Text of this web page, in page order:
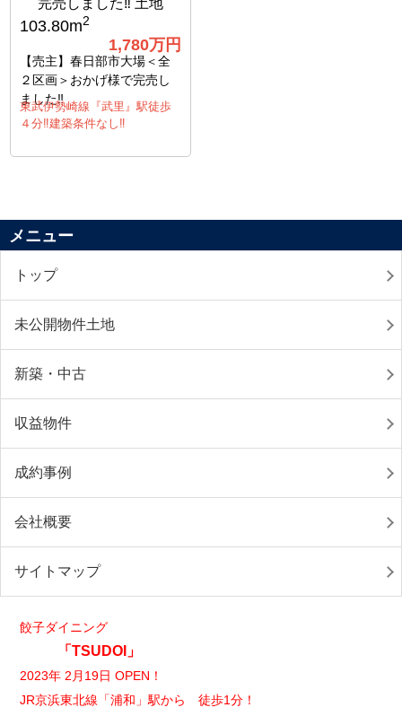
103.80m2
1,780万円
【売主】春日部市大場＜全
２区画＞おかげ様で完売し
ました‼
東武伊勢崎線『武里』駅徒歩
４分‼建築条件なし‼
メニュー
トップ
未公開物件土地
新築・中古
収益物件
成約事例
会社概要
サイトマップ
餃子ダイニング
「TSUDOI」
2023年 2月19日 OPEN！
JR京浜東北線「浦和」駅から 徒歩1分！